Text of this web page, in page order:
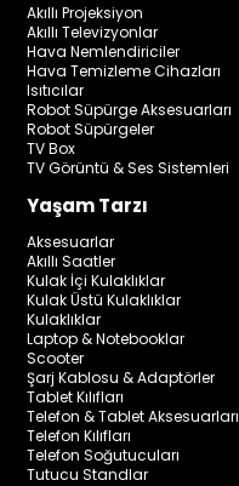
Akıllı Projeksiyon
Akıllı Televizyonlar
Hava Nemlendiriciler
Hava Temizleme Cihazları
Isıtıcılar
Robot Süpürge Aksesuarları
Robot Süpürgeler
TV Box
TV Görüntü & Ses Sistemleri
Yaşam Tarzı
Aksesuarlar
Akıllı Saatler
Kulak İçi Kulaklıklar
Kulak Üstü Kulaklıklar
Kulaklıklar
Laptop & Notebooklar
Scooter
Şarj Kablosu & Adaptörler
Tablet Kılıfları
Telefon & Tablet Aksesuarları
Telefon Kılıfları
Telefon Soğutucuları
Tutucu Standlar